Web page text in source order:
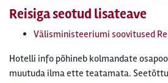
Reisiga seotud lisateave
Välisministeeriumi soovitused
Hotelli info põhineb kolmandate
muutuda ilma ette teatamata.